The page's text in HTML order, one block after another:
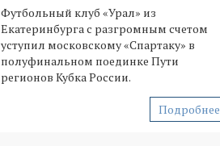
Футбольный клуб «Урал» из
Екатеринбурга с разгромным счетом
уступил московскому «Спартаку» в
полуфинальном поединке Пути
регионов Кубка России.
Подробнее